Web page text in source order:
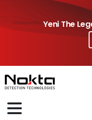
Yeni The